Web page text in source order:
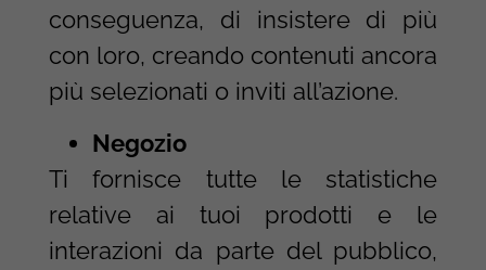
conseguenza, di insistere di più
con loro, creando contenuti ancora
più selezionati o inviti all’azione.
Negozio
Ti fornisce tutte le statistiche
relative ai tuoi prodotti e le
interazioni da parte del pubblico,